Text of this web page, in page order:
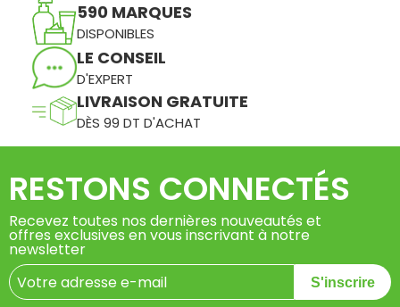
590 MARQUES
DISPONIBLES
LE CONSEIL
D'EXPERT
LIVRAISON GRATUITE
DÈS 99 DT D'ACHAT
RESTONS CONNECTÉS
Recevez toutes nos dernières nouveautés et
offres exclusives en vous inscrivant à notre
newsletter
S'inscrire